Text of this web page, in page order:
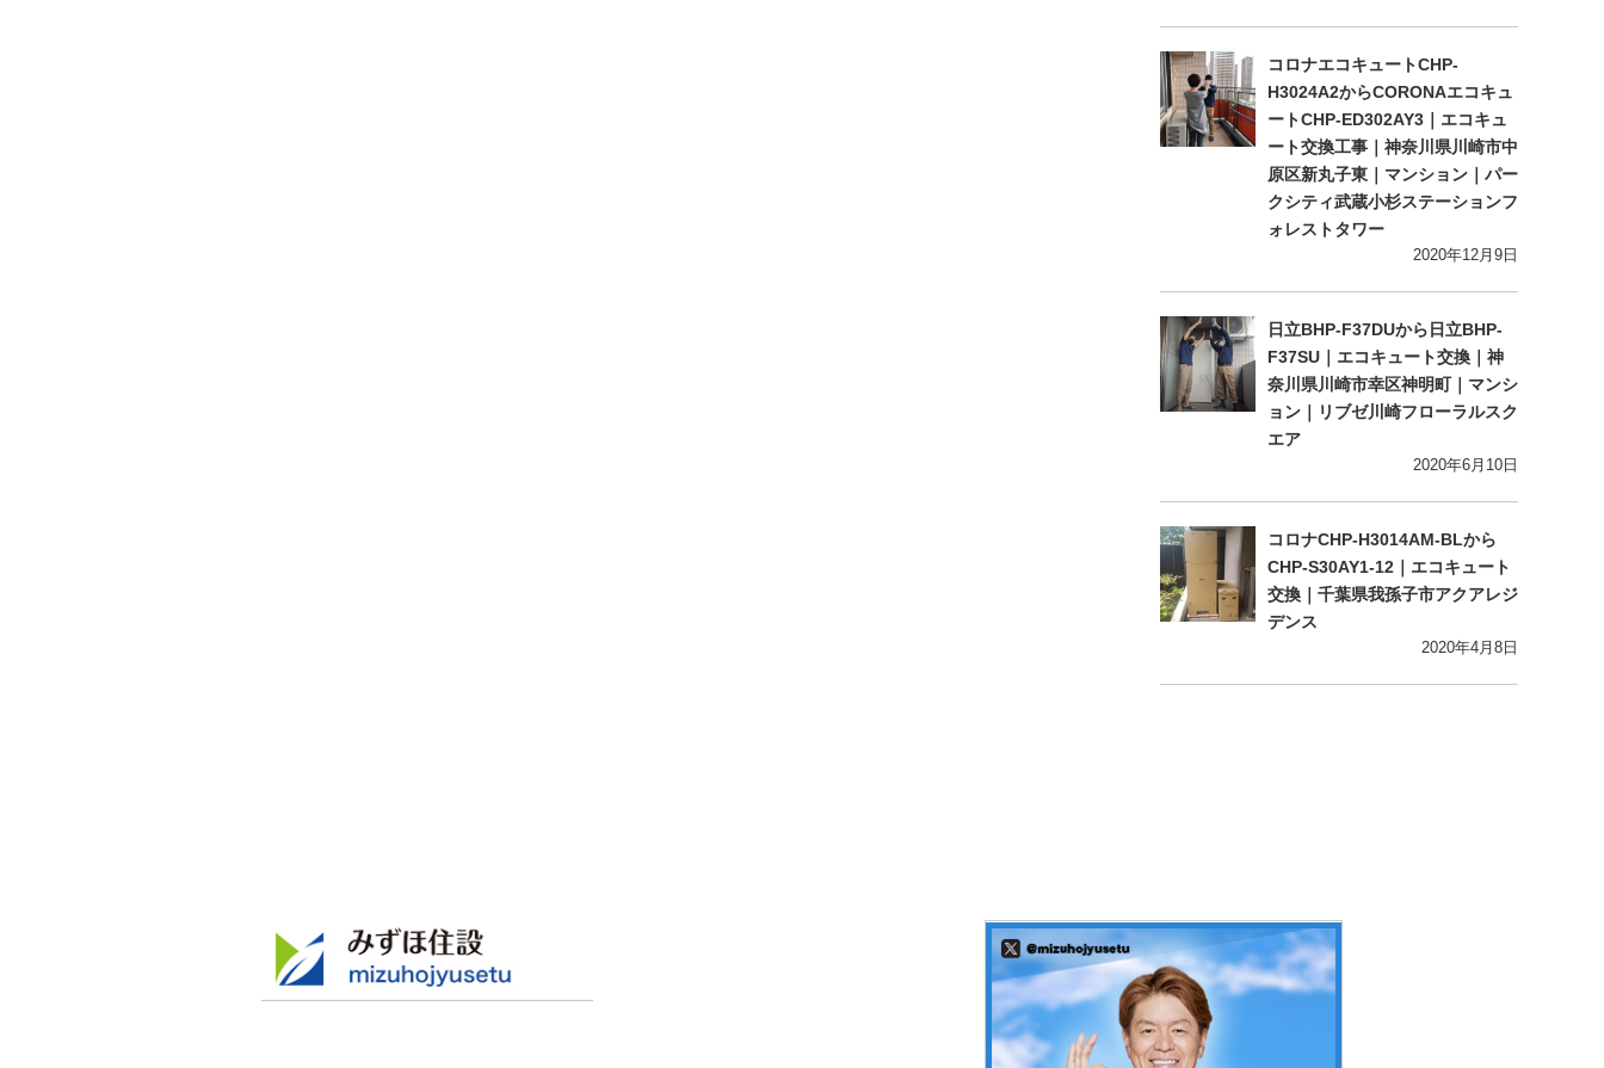
コロナエコキュートCHP-
H3024A2からCORONAエコキュ
ートCHP-ED302AY3｜エコキュ
ート交換工事｜神奈川県川崎市中
原区新丸子東｜マンション｜パー
クシティ武蔵小杉ステーションフ
ォレストタワー
2020年12月9日
日立BHP-F37DUから日立BHP-
F37SU｜エコキュート交換｜神
奈川県川崎市幸区神明町｜マンシ
ョン｜リブゼ川崎フローラルスク
エア
2020年6月10日
コロナCHP-H3014AM-BLから
CHP-S30AY1-12｜エコキュート
交換｜千葉県我孫子市アクアレジ
デンス
2020年4月8日